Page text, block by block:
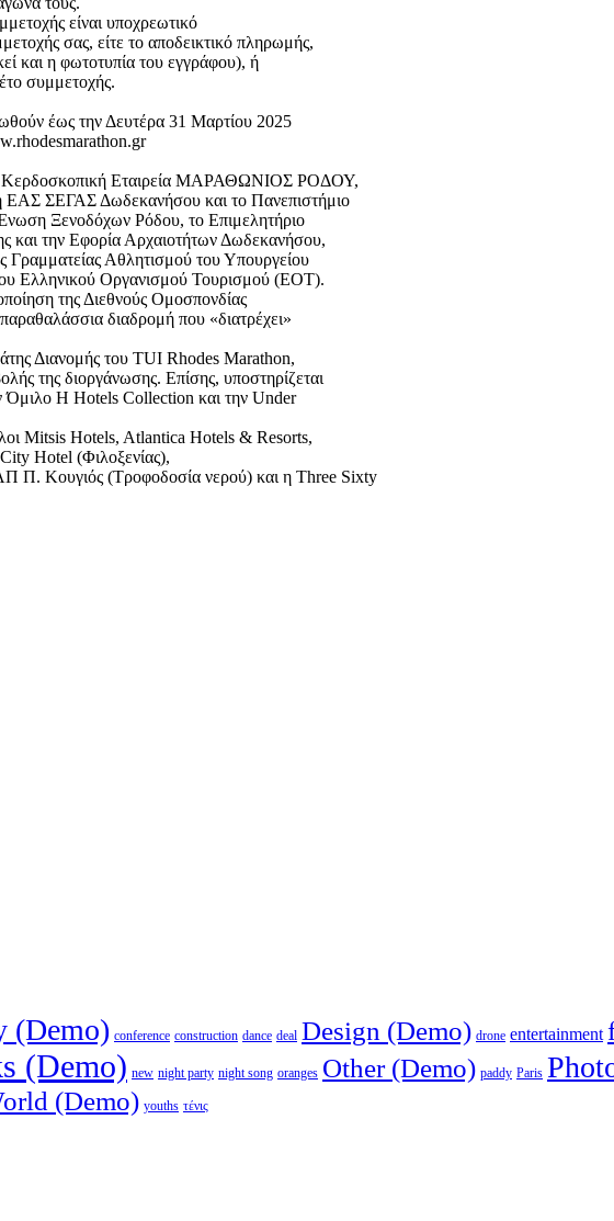
είναι υποχρεωτικό
σας, είτε το αποδεικτικό πληρωμής,
και η φωτοτυπία του εγγράφου), ή
συμμετοχής.
έως την Δευτέρα 31 Μαρτίου 2025
Κερδοσκοπική Εταιρεία ΜΑΡΑΘΩΝΙΟΣ ΡΟΔΟΥ,
ΕΑΣ ΣΕΓΑΣ Δωδεκανήσου και το Πανεπιστήμιο
Ξενοδόχων Ρόδου, το Επιμελητήριο
και την Εφορία Αρχαιοτήτων Δωδεκανήσου,
Γραμματείας Αθλητισμού του Υπουργείου
Ελληνικού Οργανισμού Τουρισμού (ΕΟΤ).
της Διεθνούς Ομοσπονδίας
διαδρομή που «διατρέχει»
Διανομής του TUI Rhodes Marathon,
της διοργάνωσης. Επίσης, υποστηρίζεται
H Hotels Collection και την Under
Mitsis Hotels, Atlantica Hotels & Resorts,
Hotel (Φιλοξενίας),
Κουγιός (Tροφοδοσία νερού) και η Three Sixty
(Demo) conference construction dance deal Design (Demo) drone entertainment
(Demo) new night party night song oranges Other (Demo) paddy Paris
(Demo) youths τένις